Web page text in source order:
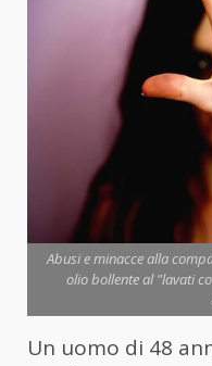
Abusi e minacce alla
olio bollente al "lavati
Un uomo di 48